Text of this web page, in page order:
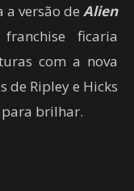
versão de Alien
ficaria
com a nova
de Ripley e Hicks
brilhar.